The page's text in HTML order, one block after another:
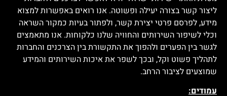
מנהרות הכרמל (Carmel
Tunnels)
מטרנה